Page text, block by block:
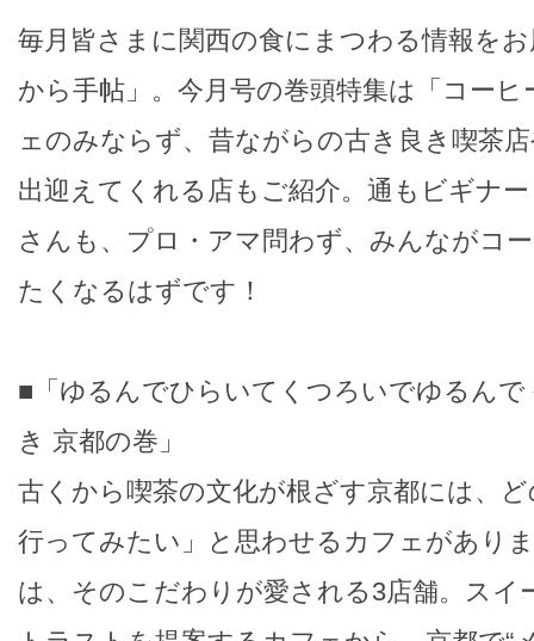
毎月皆さまに関西の食にまつわる情報を
から手帖」。今月号の巻頭特集は「コー
ェのみならず、昔ながらの古き良き喫茶
出迎えてくれる店もご紹介。通もビギナ
さんも、プロ・アマ問わず、みんながコ
たくなるはずです！
■「ゆるんでひらいてくつろいでゆるん
き 京都の巻」
古くから喫茶の文化が根ざす京都には、
行ってみたい」と思わせるカフェがあり
は、そのこだわりが愛される3店舗。スイ